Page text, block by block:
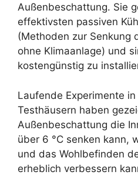
Außenbeschattung. Sie
effektivsten passiven
(Methoden zur Senkung
ohne Klimaanlage) und
kostengünstig zu
Laufende Experimente
Testhäusern haben
Außenbeschattung die
über 6 °C senken kann,
und das Wohlbefinden
erheblich verbessern